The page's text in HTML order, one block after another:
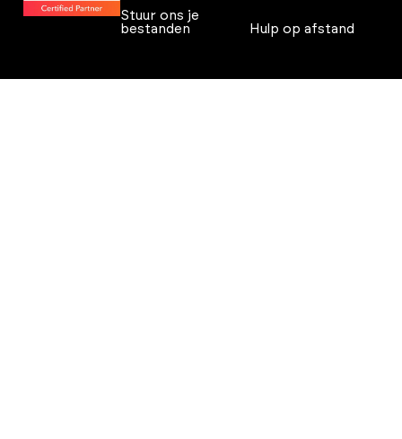
Stuur ons je
bestanden
Hulp op afstand